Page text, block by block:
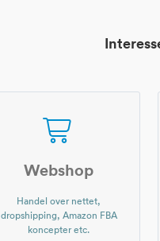
Webshop
Handel over nettet,
dropshipping, Amazon FBA
koncepter etc.